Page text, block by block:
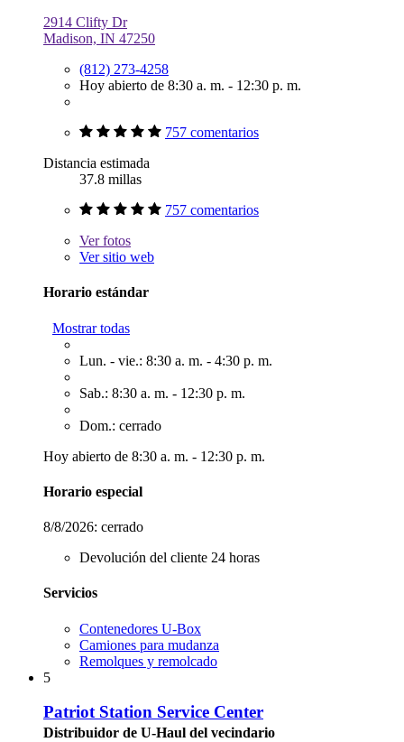
2914 Clifty Dr
Madison, IN 47250
(812) 273-4258
Hoy abierto de 8:30 a. m. - 12:30 p. m.
757 comentarios
Distancia estimada
37.8 millas
757 comentarios
Verfotos
Ver sitio web
Horario estándar
Mostrar todas
Lun. - vie.: 8:30 a. m. - 4:30 p. m.
Sab.: 8:30 a. m. - 12:30 p. m.
Dom.: cerrado
Hoy abierto de 8:30 a. m. - 12:30 p. m.
Horario especial
8/8/2026: cerrado
Devolución del cliente 24 horas
Servicios
Contenedores U-Box
Camiones para mudanza
Remolques y remolcado
5
Patriot Station Service Center
Distribuidor de U-Haul del vecindario